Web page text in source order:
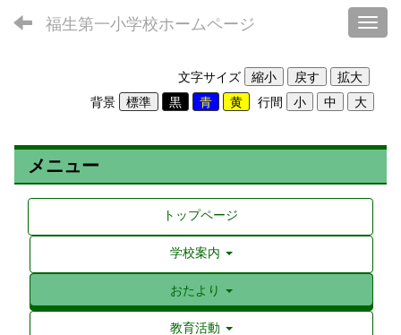
福生第一小学校ホームページ
文字サイズ
背景
行間
メニュー
トップページ
学校案内
おたより
教育活動